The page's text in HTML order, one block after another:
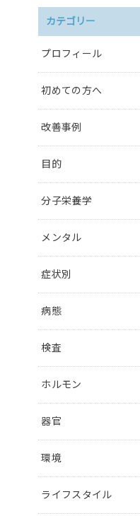
カテゴリー
プロフィール
初めての方へ
改善事例
目的
分子栄養学
メンタル
症状別
病態
検査
ホルモン
器官
環境
ライフスタイル